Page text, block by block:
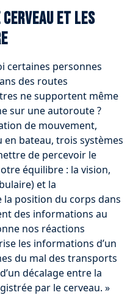
et les
certaines personnes
des routes
ne supportent même
sur une autoroute ?
de mouvement,
bateau, trois systèmes
de percevoir le
équilibre : la vision,
et la
position du corps dans
des informations au
nos réactions
les informations d’un
du mal des transports
décalage entre la
par le cerveau. »